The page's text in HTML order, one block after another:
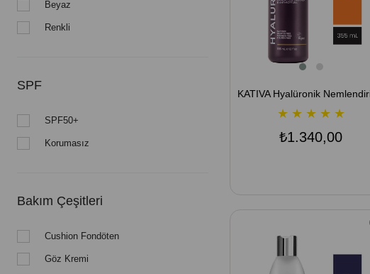
Beyaz
Renkli
SPF
SPF50+
Korumasız
Bakım Çeşitleri
Cushion Fondöten
Göz Kremi
★ ★ ★ ★ ★
₺1.340,00